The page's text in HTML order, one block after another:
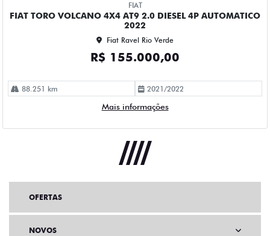
FIAT
FIAT TORO VOLCANO 4X4 AT9 2.0 DIESEL 4P AUTOMATICO
2022
Fiat Ravel Rio Verde
R$ 155.000,00
88.251 km 2021/2022
Mais informações
OFERTAS
NOVOS